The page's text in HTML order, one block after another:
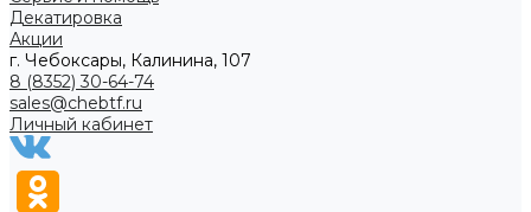
Декатировка
Акции
г. Чебоксары, Калинина, 107
8 (8352) 30-64-74
sales@chebtf.ru
Личный кабинет